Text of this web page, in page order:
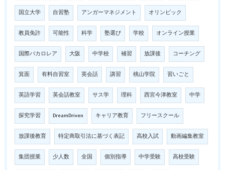
国立大学 自習塾 アンガーマネジメント オリンピック
教員免許 可能性 科学 塾選び 学校 オンライン授業
国際バカロレア 大阪 中学校 補習 放課後 コーチング
箕面 有料自習室 英会話 講習 桃山学院 習いごと
英語学習 英会話教室 サス学 理科 西宮今津教室 中学
探究学習 DreamDriven キャリア教育 フリースクール
放課後教育 特定商取引法に基づく表記 高校入試 動画編集教室
集団授業 少人数 全国 個別指導 中学受験 高校受験